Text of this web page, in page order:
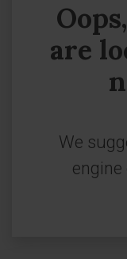
are
We